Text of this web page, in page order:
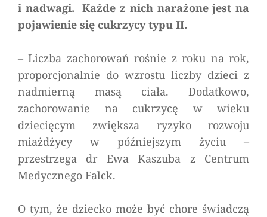
II
i nadwagi. Każde z nich narażone jest na
pojawienie się cukrzycy typu II.
–Liczba zachorowań rośnie z roku na rok,
proporcjonalnie do wzrostu liczby dzieci z
nadmierną masą ciała. Dodatkowo,
zachorowanie na cukrzycę w wieku
dziecięcym zwiększa ryzyko rozwoju
miażdżycy w późniejszym życiu –
przestrzega dr Ewa Kaszuba z Centrum
Medycznego Falck.
O tym, że dziecko może być chore świadczą